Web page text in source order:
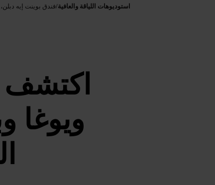
فندق بوينت إيه/استوديوهات اللياقة والعافية
اكتشف
ويوغا